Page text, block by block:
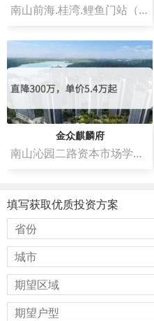
南山前海.桂湾.鲤鱼门站（深铁春泉文化艺术中心）
金众麒麟府
南山沁园二路资本市场学院南侧
填写获取优质投资方案